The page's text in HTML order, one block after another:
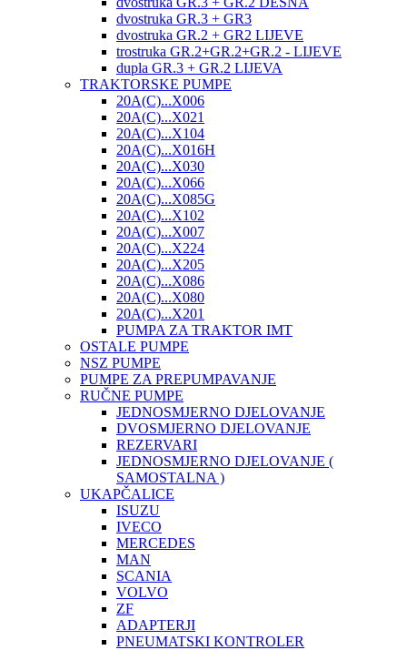
dvostruka GR.3 + GR3
dvostruka GR.2 + GR2 LIJEVE
trostruka GR.2+GR.2+GR.2 - LIJEVE
dupla GR.3 + GR.2 LIJEVA
TRAKTORSKE PUMPE
20A(C)...X006
20A(C)...X021
20A(C)...X104
20A(C)...X016H
20A(C)...X030
20A(C)...X066
20A(C)...X085G
20A(C)...X102
20A(C)...X007
20A(C)...X224
20A(C)...X205
20A(C)...X086
20A(C)...X080
20A(C)...X201
PUMPA ZA TRAKTOR IMT
OSTALE PUMPE
NSZ PUMPE
PUMPE ZA PREPUMPAVANJE
RUČNE PUMPE
JEDNOSMJERNO DJELOVANJE
DVOSMJERNO DJELOVANJE
REZERVARI
JEDNOSMJERNO DJELOVANJE (
SAMOSTALNA )
UKAPČALICE
ISUZU
IVECO
MERCEDES
MAN
SCANIA
VOLVO
ZF
ADAPTERJI
PNEUMATSKI KONTROLER